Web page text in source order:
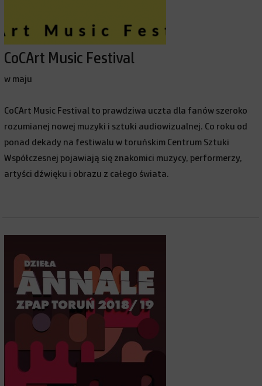
CoCArt Music Festival
w maju
CoCArt Music Festival to prawdziwa uczta dla fanów szeroko
rozumianej nowej muzyki i sztuki audiowizualnej. Co roku od
ponad dekady na festiwalu w toruńskim Centrum Sztuki
Współczesnej pojawiają się znakomici muzycy, performerzy,
artyści dźwięku i obrazu z całego świata.